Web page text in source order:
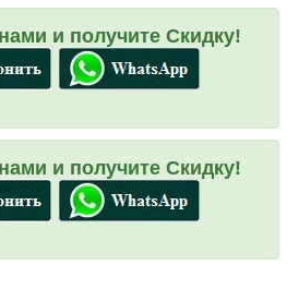
и получите Скидку!
и получите Скидку!